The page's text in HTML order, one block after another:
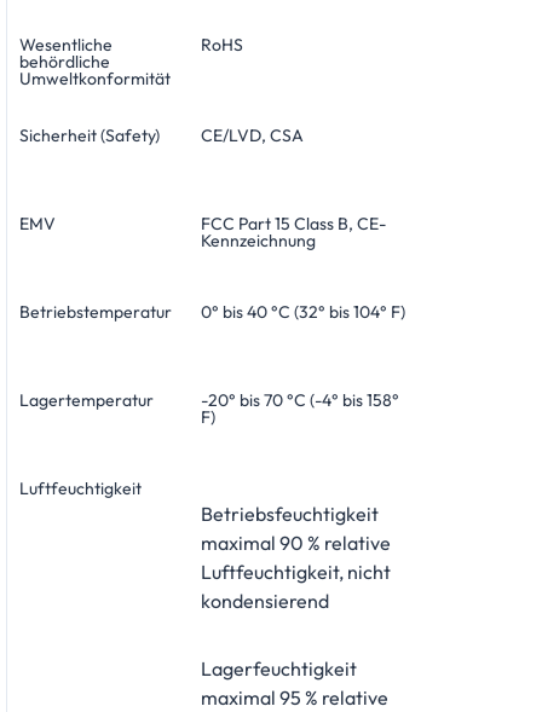
Wesentliche
behördliche
Umweltkonformität
RoHS
Sicherheit (Safety) CE/LVD, CSA
EMV FCC Part 15 Class B, CE-
Kennzeichnung
Betriebstemperatur 0° bis 40 °C (32° bis 104° F)
Lagertemperatur -20° bis 70 °C (-4° bis 158°
F)
Luftfeuchtigkeit
Betriebsfeuchtigkeit
maximal 90 % relative
Luftfeuchtigkeit, nicht
kondensierend
Lagerfeuchtigkeit
maximal 95 % relative